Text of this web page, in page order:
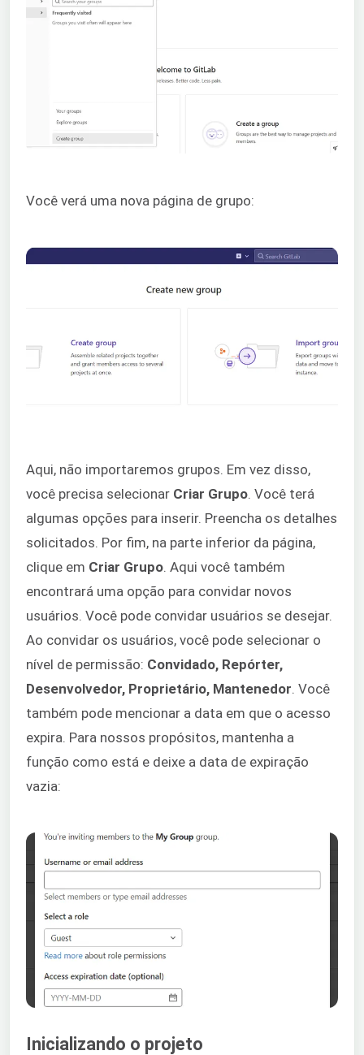
Você verá uma nova página de grupo:
Aqui, não importaremos grupos. Em vez disso,
você precisa selecionar Criar Grupo . Você terá
algumas opções para inserir. Preencha os detalhes
solicitados. Por fim, na parte inferior da página,
clique em Criar Grupo . Aqui você também
encontrará uma opção para convidar novos
usuários. Você pode convidar usuários se desejar.
Ao convidar os usuários, você pode selecionar o
nível de permissão: Convidado, Repórter,
Desenvolvedor, Proprietário, Mantenedor . Você
também pode mencionar a data em que o acesso
expira. Para nossos propósitos, mantenha a
função como está e deixe a data de expiração
vazia:
Inicializando o projeto